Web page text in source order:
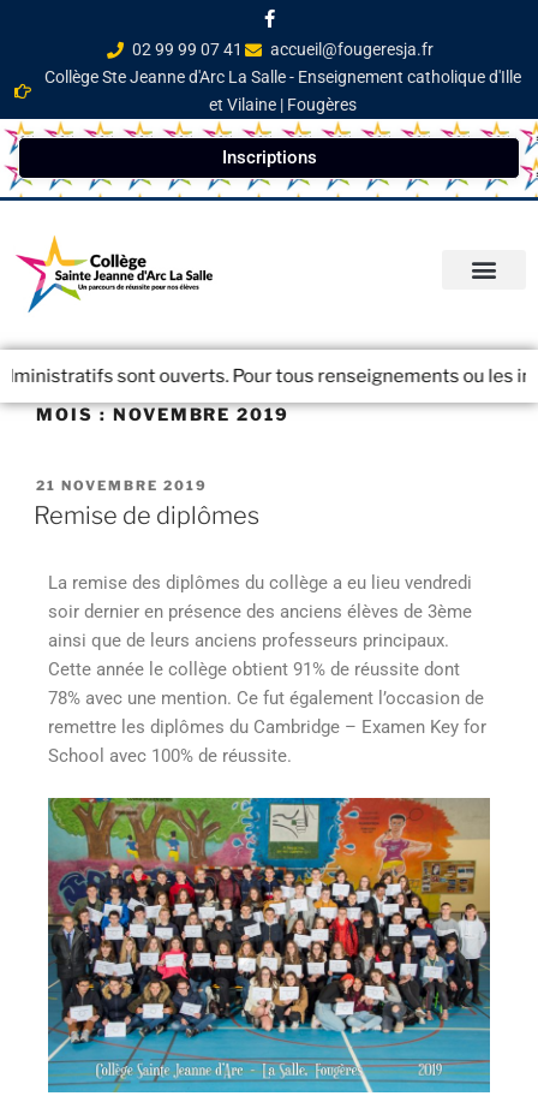
02 99 99 07 41
accueil@fougeresja.fr
Collège Ste Jeanne d'Arc La Salle - Enseignement catholique d'Ille
et Vilaine | Fougères
Inscriptions
sont ouverts. Pour tous renseignements ou les
MOIS :NOVEMBRE 2019
21 NOVEMBRE 2019
Remise de diplômes
La remise des diplômes du collège a eu lieu vendredi
soir dernier en présence des anciens élèves de 3ème
ainsi que de leurs anciens professeurs principaux.
Cette année le collège obtient 91% de réussite dont
78% avec une mention. Ce fut également l’occasion de
remettre les diplômes du Cambridge – Examen Key for
School avec 100% de réussite.